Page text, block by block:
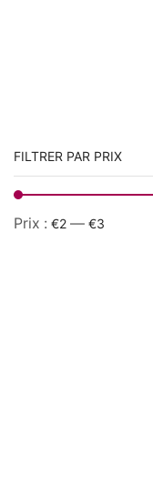
FILTRER PAR PRIX
Prix : €2 — €3